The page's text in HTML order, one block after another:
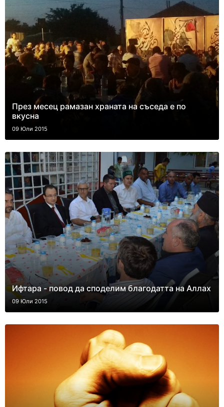
През месец рамазан храната на съседа е по
вкусна
09 Юли 2015
Ифтара - повод да споделим благодатта на Аллах
09 Юли 2015